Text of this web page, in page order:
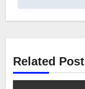
Related Post